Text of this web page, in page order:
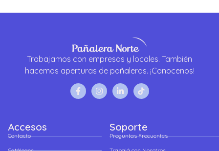
Trabajamos con empresas y locales. También
hacemos aperturas de pañaleras. ¡Conocenos!
Accesos
Contacto
Soporte
Preguntas Frecuentes